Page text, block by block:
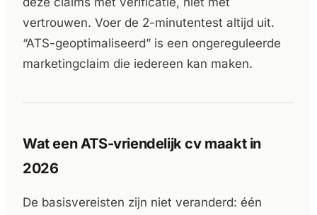
vertrouwen. Voer de 2-minutentest altijd uit.
“ATS-geoptimaliseerd” is een ongereguleerde
marketingclaim die iedereen kan maken.
Wat een ATS-vriendelijk cv maakt in
2026
De basisvereisten zijn niet veranderd: één